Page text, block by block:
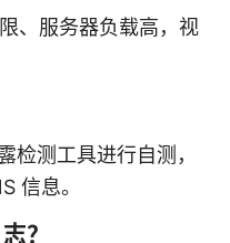
、服务器负载高，视
检测工具进行自测，
信息。
？